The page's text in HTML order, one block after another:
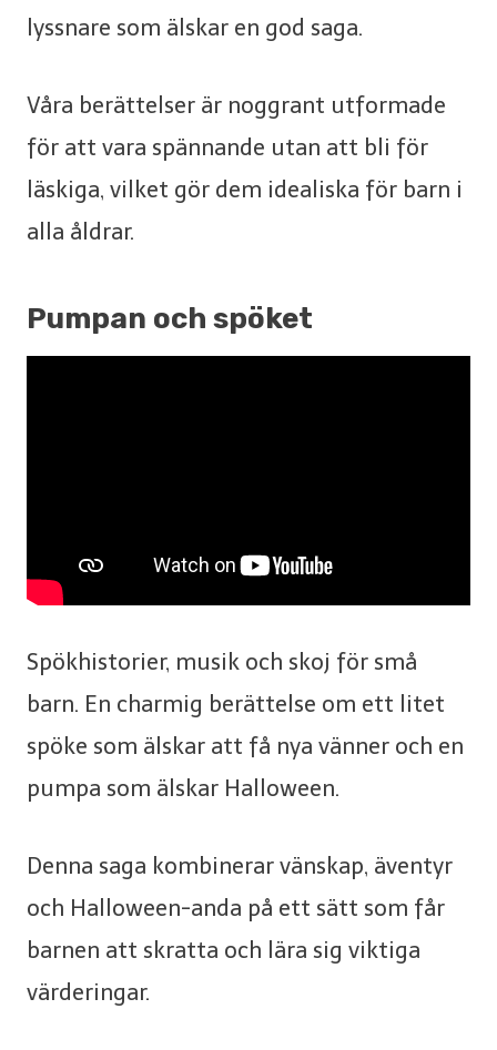
lyssnare som älskar en god saga.
Våra berättelser är noggrant utformade
för att vara spännande utan att bli för
läskiga, vilket gör dem idealiska för barn i
alla åldrar.
Pumpan och spöket
Spökhistorier, musik och skoj för små
barn. En charmig berättelse om ett litet
spöke som älskar att få nya vänner och en
pumpa som älskar Halloween.
Denna saga kombinerar vänskap, äventyr
och Halloween-anda på ett sätt som får
barnen att skratta och lära sig viktiga
värderingar.